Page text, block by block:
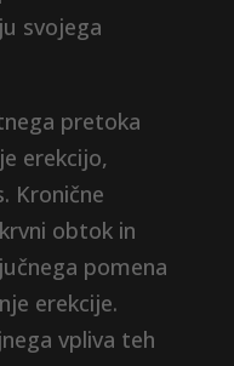
svojega
pretoka
erekcijo,
Kronične
obtok in
pomena
erekcije.
vpliva teh